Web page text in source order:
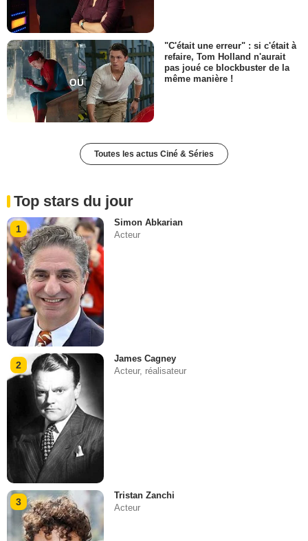
"C'était une erreur" : si c'était à
refaire, Tom Holland n'aurait
pas joué ce blockbuster de la
même manière !
Toutes les actus Ciné & Séries
Top stars du jour
1
Simon Abkarian
Acteur
2
James Cagney
Acteur, réalisateur
3
Tristan Zanchi
Acteur